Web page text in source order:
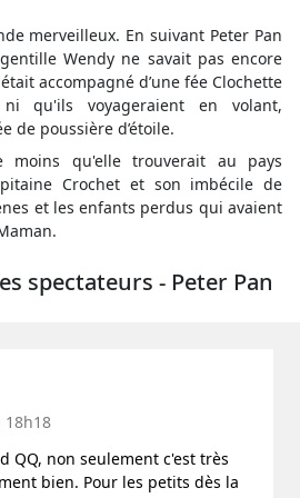
merveilleux. En suivant Peter Pan
Wendy ne savait pas encore
accompagné d’une fée Clochette
qu'ils voyageraient en volant,
de poussière d’étoile.
moins qu'elle trouverait au pays
Crochet et son imbécile de
et les enfants perdus qui avaient
spectateurs - Peter Pan
18h18
QQ, non seulement c'est très
bien. Pour les petits dès la